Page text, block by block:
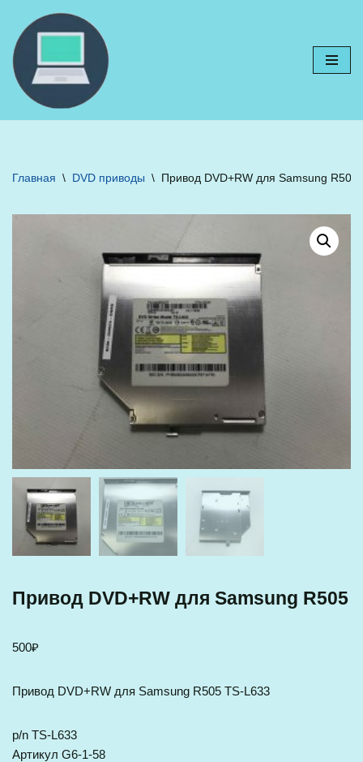
Перейти
к
содержимому
Главная \ DVD приводы \ Привод DVD+RW для Samsung R505
Привод DVD+RW для Samsung R505
500₽
Привод DVD+RW для Samsung R505 TS-L633
p/n TS-L633
Артикул G6-1-58